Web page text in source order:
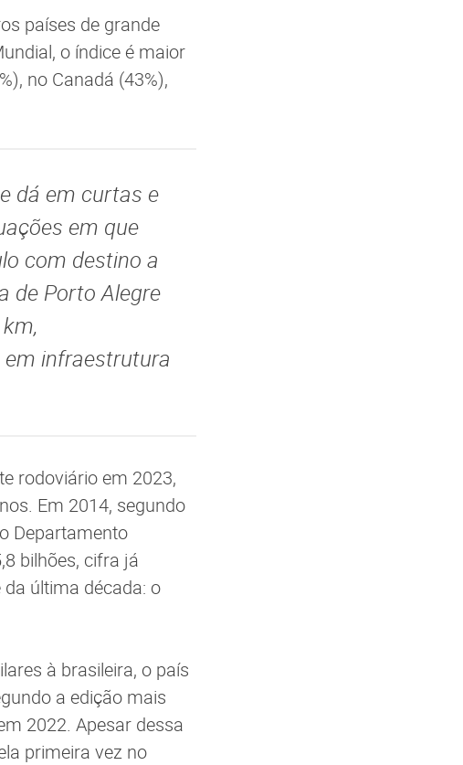
países de grande
o índice é maior
no Canadá (43%),
dá em curtas e
em que
com destino a
de Porto Alegre
em infraestrutura
rodoviário em 2023,
Em 2014, segundo
Departamento
bilhões, cifra já
última década: o
à brasileira, o país
a edição mais
2022. Apesar dessa
primeira vez no